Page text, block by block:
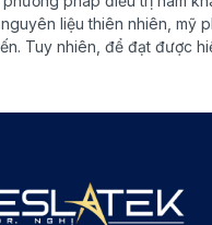
liệu thiên nhiên, mỹ
Tuy nhiên, để đạt được